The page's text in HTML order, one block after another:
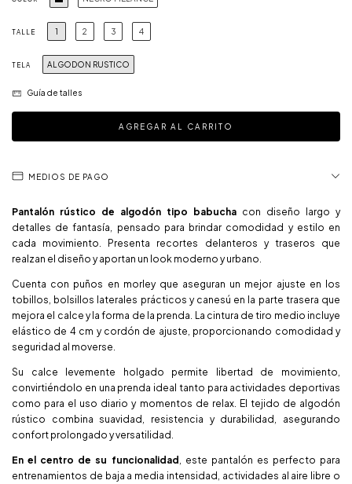
TALLE 1 2 3 4
TELA ALGODON RUSTICO
Guía de talles
MEDIOS DE PAGO
Pantalón rústico de algodón tipo babucha con diseño largo y
detalles de fantasía, pensado para brindar comodidad y estilo en
cada movimiento. Presenta recortes delanteros y traseros que
realzan el diseño y aportan un look moderno y urbano.
Cuenta con puños en morley que aseguran un mejor ajuste en los
tobillos, bolsillos laterales prácticos y canesú en la parte trasera que
mejora el calce y la forma de la prenda. La cintura de tiro medio incluye
elástico de 4 cm y cordón de ajuste, proporcionando comodidad y
seguridad al moverse.
Su calce levemente holgado permite libertad de movimiento,
convirtiéndolo en una prenda ideal tanto para actividades deportivas
como para el uso diario y momentos de relax. El tejido de algodón
rústico combina suavidad, resistencia y durabilidad, asegurando
confort prolongado y versatilidad.
En el centro de su funcionalidad , este pantalón es perfecto para
entrenamientos de baja a media intensidad, actividades al aire libre o